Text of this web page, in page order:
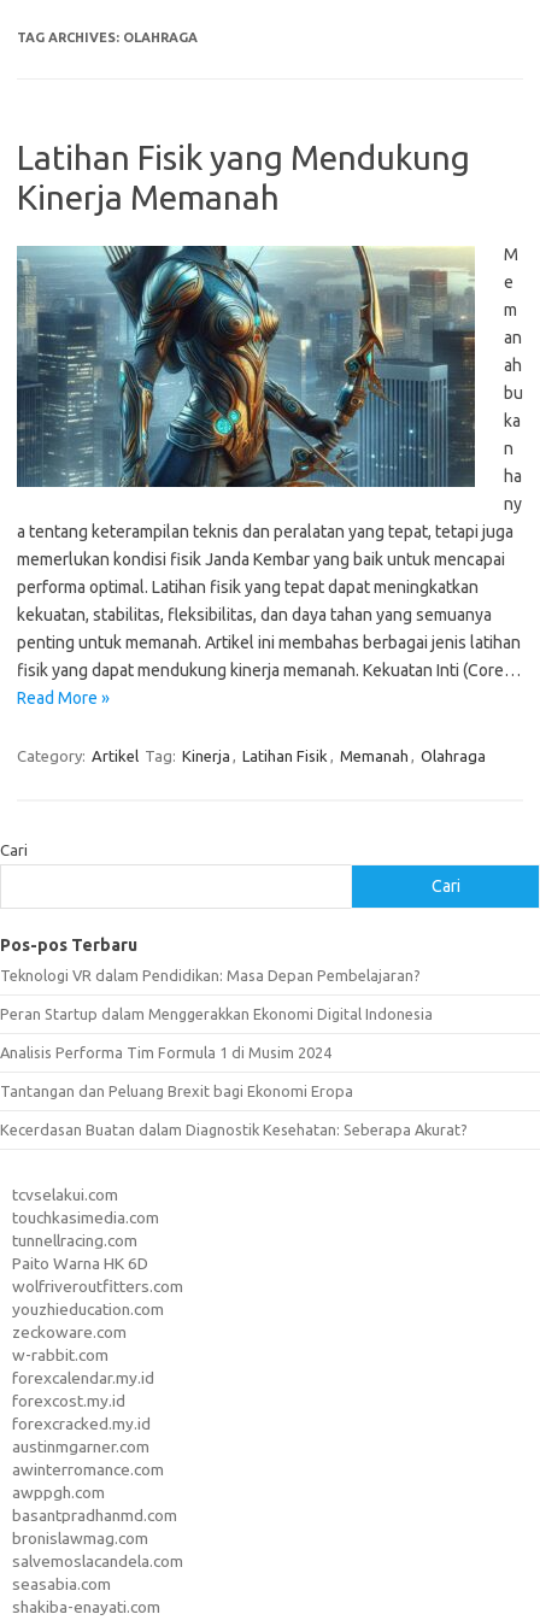
TAG ARCHIVES: OLAHRAGA
Latihan Fisik yang Mendukung
Kinerja Memanah
M
e
m
an
ah
bu
ka
n
ha
ny
a tentang keterampilan teknis dan peralatan yang tepat, tetapi juga
memerlukan kondisi fisik Janda Kembar yang baik untuk mencapai
performa optimal. Latihan fisik yang tepat dapat meningkatkan
kekuatan, stabilitas, fleksibilitas, dan daya tahan yang semuanya
penting untuk memanah. Artikel ini membahas berbagai jenis latihan
fisik yang dapat mendukung kinerja memanah. Kekuatan Inti (Core…
Read More »
Category: Artikel Tag: Kinerja , Latihan Fisik , Memanah , Olahraga
Cari
Cari
Pos-pos Terbaru
Teknologi VR dalam Pendidikan: Masa Depan Pembelajaran?
Peran Startup dalam Menggerakkan Ekonomi Digital Indonesia
Analisis Performa Tim Formula 1 di Musim 2024
Tantangan dan Peluang Brexit bagi Ekonomi Eropa
Kecerdasan Buatan dalam Diagnostik Kesehatan: Seberapa Akurat?
tcvselakui.com
touchkasimedia.com
tunnellracing.com
Paito Warna HK 6D
wolfriveroutfitters.com
youzhieducation.com
zeckoware.com
w-rabbit.com
forexcalendar.my.id
forexcost.my.id
forexcracked.my.id
austinmgarner.com
awinterromance.com
awppgh.com
basantpradhanmd.com
bronislawmag.com
salvemoslacandela.com
seasabia.com
shakiba-enayati.com